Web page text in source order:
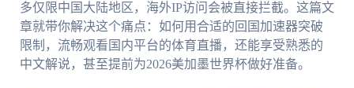
多仅限中国大陆地区，海外IP访问会被直接拦截。这篇文
章就带你解决这个痛点：如何用合适的回国加速器突破
限制，流畅观看国内平台的体育直播，还能享受熟悉的
中文解说，甚至提前为2026美加墨世界杯做好准备。